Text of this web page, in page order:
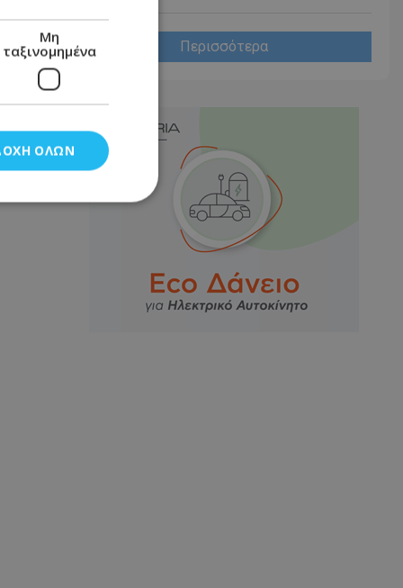
Περισσότερα
Μη
ταξινομημένα
ΌΛΩΝ
και τη
του χρήστη
και
από το
τη
και τις
για την